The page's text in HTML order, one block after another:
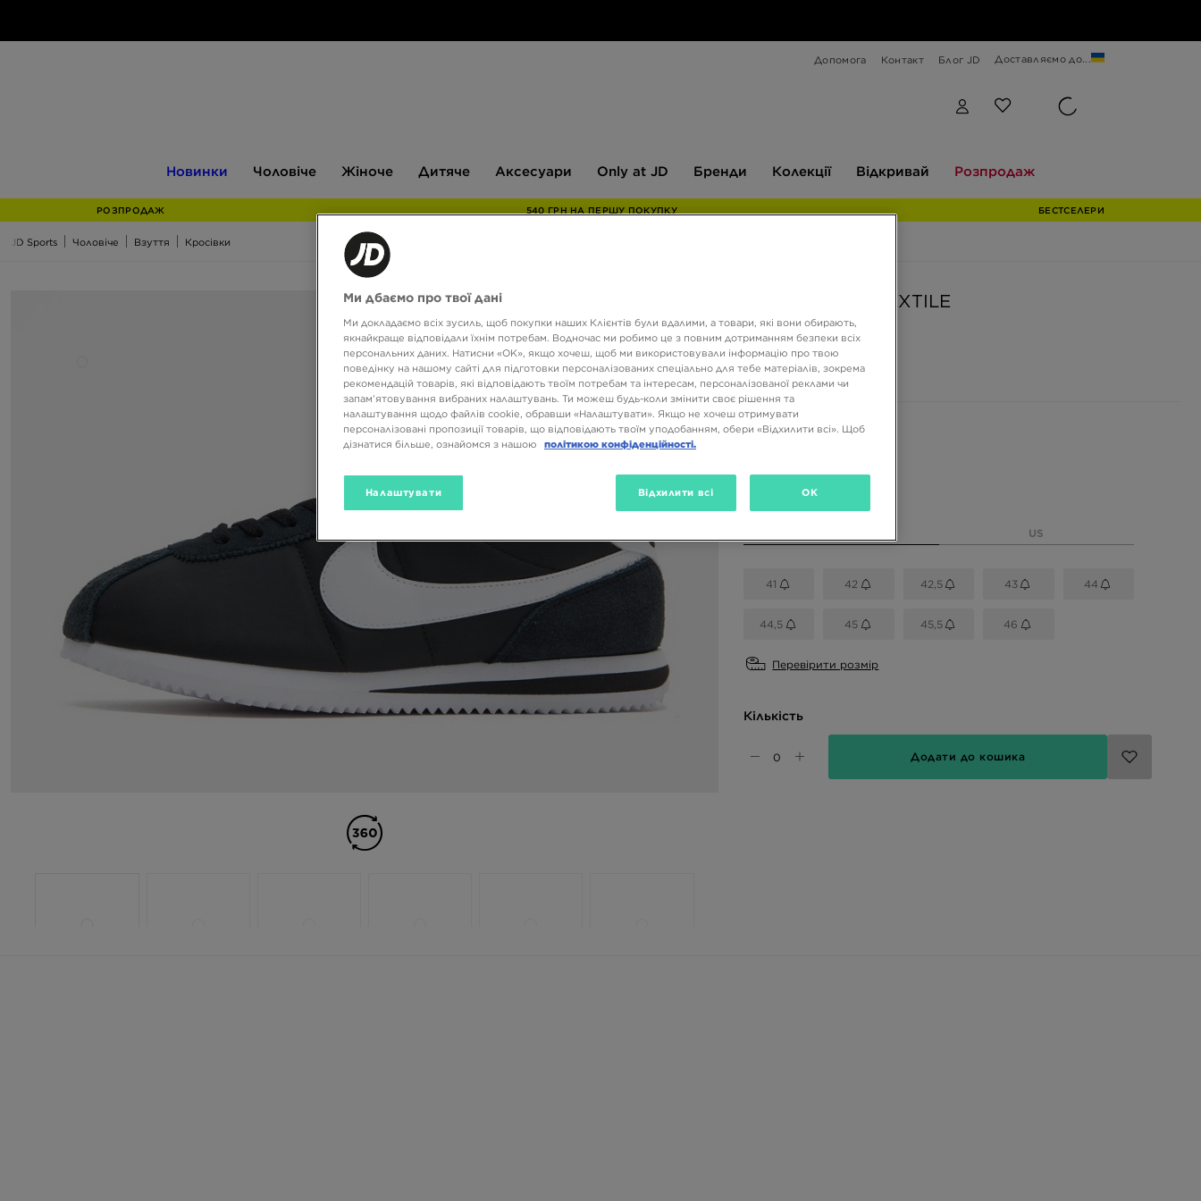
Допомога Контакт Блог JD Доставляємо до...
Новинки Чоловіче Жіноче Дитяче Аксесуари
JD
Only at JD Бренди Колекції Відкривай Розпродаж
РОЗПРОДАЖ 540 ГРН НА ПЕРШУ ПОКУПКУ БЕСТСЕЛЕРИ
JD Sports Чоловіче Взуття Кросівки
NIKE CORTEZ TEXTILE
3099 ГРН
Доступні кольори
Вибери розмір
US
41 42 42,5 43 44
44,5 45 45,5 46
Перевірити розмір
Кількість
Додати до кошика
Ми дбаємо про твої дані
Ми докладаємо всіх зусиль, щоб покупки наших Клієнтів були вдалими, а товари, які вони обирають,
якнайкраще відповідали їхнім потребам. Водночас ми робимо це з повним дотриманням безпеки всіх
персональних даних. Натисни «OK», якщо хочеш, щоб ми використовували інформацію про твою
поведінку на нашому сайті для підготовки персоналізованих спеціально для тебе матеріалів, зокрема
рекомендацій товарів, які відповідають твоїм потребам та інтересам, персоналізованої реклами чи
запам’ятовування вибраних налаштувань. Ти можеш будь-коли змінити своє рішення та
налаштування щодо файлів cookie, обравши «Налаштувати». Якщо не хочеш отримувати
персоналізовані пропозиції товарів, що відповідають твоїм уподобанням, обери «Відхилити всі». Щоб
дізнатися більше, ознайомся з нашою
політикою конфіденційності.
Налаштувати Відхилити всі OK